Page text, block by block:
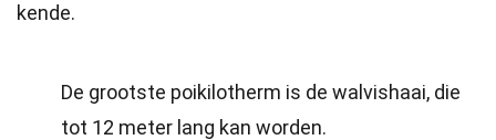
kende.
De grootste poikilotherm is de walvishaai, die
tot 12 meter lang kan worden.